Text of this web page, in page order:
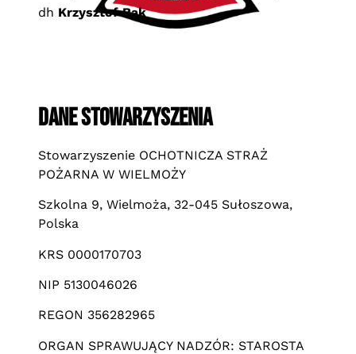
dh Krzysztof Bąk
dane stowarzyszenia
Stowarzyszenie OCHOTNICZA STRAŻ
POŻARNA W WIELMOŻY
Szkolna 9, Wielmoża, 32-045 Sułoszowa,
Polska
KRS 0000170703
NIP 5130046026
REGON 356282965
ORGAN SPRAWUJĄCY NADZÓR: STAROSTA